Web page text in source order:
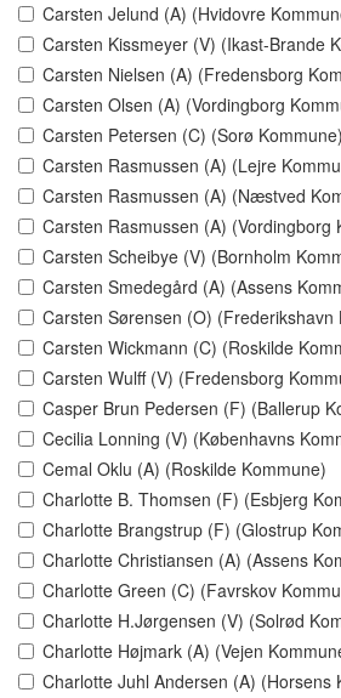
Carsten Jelund (A) (Hvidovre
Carsten Kissmeyer (V) (Ikast-Brande
Carsten Nielsen (A) (Fredensborg
Carsten Olsen (A) (Vordingborg
Carsten Petersen (C) (Sorø Kommune)
Carsten Rasmussen (A) (Lejre
Carsten Rasmussen (A) (Næstved
Carsten Rasmussen (A) (Vordingborg
Carsten Scheibye (V) (Bornholm
Carsten Smedegård (A) (Assens
Carsten Sørensen (O) (Frederikshavn
Carsten Wickmann (C) (Roskilde
Carsten Wulff (V) (Fredensborg
Casper Brun Pedersen (F) (Ballerup
Cecilia Lonning (V) (Københavns
Cemal Oklu (A) (Roskilde Kommune)
Charlotte B. Thomsen (F) (Esbjerg
Charlotte Brangstrup (F) (Glostrup
Charlotte Christiansen (A) (Assens
Charlotte Green (C) (Favrskov
Charlotte H.Jørgensen (V) (Solrød
Charlotte Højmark (A) (Vejen
Charlotte Juhl Andersen (A) (Horsens